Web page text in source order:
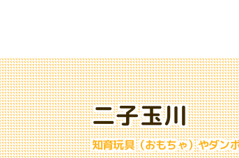
二子玉川
知育玩具（おもちゃ）やダン